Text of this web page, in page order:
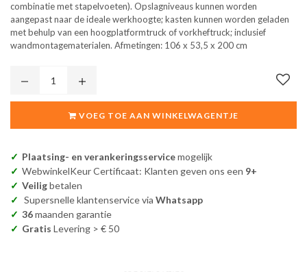
combinatie met stapelvoeten). Opslagniveaus kunnen worden
aangepast naar de ideale werkhoogte; kasten kunnen worden geladen
met behulp van een hoogplatformtruck of vorkheftruck; inclusief
wandmontagematerialen. Afmetingen: 106 x 53,5 x 200 cm
VOEG TOE AAN WINKELWAGENTJE
Plaatsing- en verankeringsservicemogelijk
WebwinkelKeur Certificaat: Klanten geven ons een 9+
Veiligbetalen
Supersnelle klantenservice via Whatsapp
36maanden garantie
Gratis Levering > € 50